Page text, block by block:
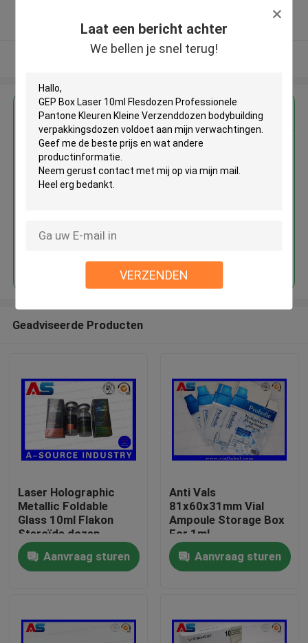
Laat een bericht achter
We bellen je snel terug!
VERZENDEN
Huis
Geverifieerde Leverancier
Bekijk meer
Krijg de beste prijs voor
GEP Box Laser 10ml Flesdozen
Professionele Pantone Kleuren
Geadviseerde Producten
Laser Holographic
Metallic Foldable
Glass 10ml Flakon
Steroïde dozen
Verpakking
farmaceutische dozen
etiket
Aanvraag sturen
Anti Vals
81x60x31mm Vial
Ampoule Storage Box
For 1ml
Testosteronpropionaat
Aanvraag sturen